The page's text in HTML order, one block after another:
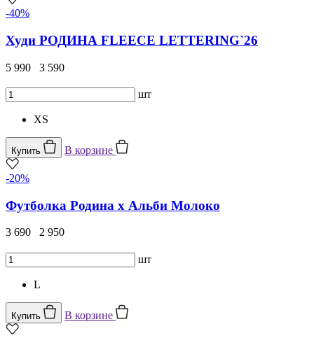
-40%
Худи РОДИНА FLEECE LETTERING`26
5 990 3 590
шт
XS
Купить В корзине
-20%
Футболка Родина х Альби Молоко
3 690 2 950
шт
L
Купить В корзине